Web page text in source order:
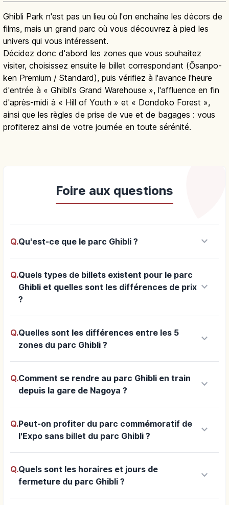
Ghibli Park n'est pas un lieu où l'on enchaîne les décors de
films, mais un grand parc où vous découvrez à pied les
univers qui vous intéressent.
Décidez donc d'abord les zones que vous souhaitez
visiter, choisissez ensuite le billet correspondant (Ōsanpo-
ken Premium / Standard), puis vérifiez à l'avance l'heure
d'entrée à « Ghibli's Grand Warehouse », l'affluence en fin
d'après-midi à « Hill of Youth » et « Dondoko Forest »,
ainsi que les règles de prise de vue et de bagages : vous
profiterez ainsi de votre journée en toute sérénité.
Foire aux questions
Q.Qu'est-ce que le parc Ghibli ? keyboard_arrow_down
Q.Quels types de billets existent pour le parc
Ghibli et quelles sont les différences de prix
?
keyboard_arrow_down
Q.Quelles sont les différences entre les 5
zones du parc Ghibli ?
keyboard_arrow_down
Q.Comment se rendre au parc Ghibli en train
depuis la gare de Nagoya ?
keyboard_arrow_down
Q.Peut-on profiter du parc commémoratif de
l'Expo sans billet du parc Ghibli ?
keyboard_arrow_down
Q.Quels sont les horaires et jours de
fermeture du parc Ghibli ?
keyboard_arrow_down